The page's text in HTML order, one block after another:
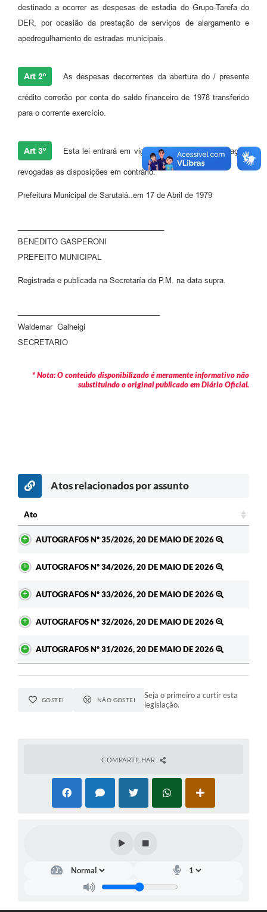
destinado a ocorrer as despesas de estadia do Grupo-Tarefa do
DER, por ocasião da prestação de serviços de alargamento e
apedregulhamento de estradas municipais.
Art 2º As despesas decorrentes da abertura do / presente
crédito correrão por conta do saldo financeiro de 1978 transferido
para o corrente exercício.
Art 3º Esta lei entrará em vigor na data da sua publicação,
revogadas as disposições em contrário.
Prefeitura Municipal de Sarutaiá..em 17 de Abril de 1979
BENEDITO GASPERONI
PREFEITO MUNICIPAL
Registrada e publicada na Secretaría da P.M. na data supra.
Waldemar Galheigi
SECRETARIO
* Nota: O conteúdo disponibilizado é meramente informativo não
substituindo o original publicado em Diário Oficial.
Atos relacionados por assunto
Ato
AUTOGRAFOS Nº 35/2026, 20 DE MAIO DE 2026
AUTOGRAFOS Nº 34/2026, 20 DE MAIO DE 2026
AUTOGRAFOS Nº 33/2026, 20 DE MAIO DE 2026
AUTOGRAFOS Nº 32/2026, 20 DE MAIO DE 2026
AUTOGRAFOS Nº 31/2026, 20 DE MAIO DE 2026
GOSTEI NÃO GOSTEI
Seja o primeiro a curtir esta
legislação.
COMPARTILHAR